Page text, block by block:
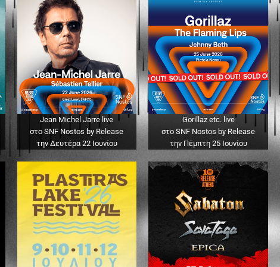
Jean Michel Jarre live
στο SNF Nostos by Release
την Δευτέρα 22 Ιουνίου
Gorillaz etc. live
στο SNF Nostos by Release
την Πέμπτη 25 Ιουνίου